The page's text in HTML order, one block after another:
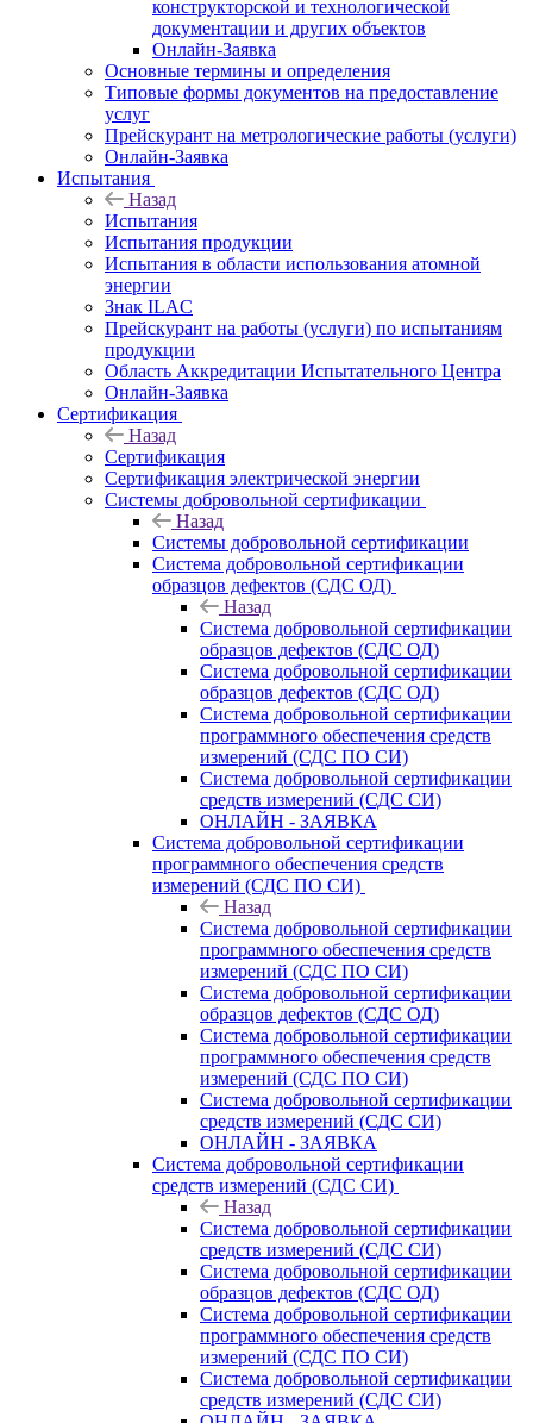
конструкторской и технологической
документации и других объектов
Онлайн-Заявка
Основные термины и определения
Типовые формы документов на предоставление
услуг
Прейскурант на метрологические работы (услуги)
Онлайн-Заявка
Испытания
Назад
Испытания
Испытания продукции
Испытания в области использования атомной
энергии
Знак ILAC
Прейскурант на работы (услуги) по испытаниям
продукции
Область Аккредитации Испытательного Центра
Онлайн-Заявка
Сертификация
Назад
Сертификация
Сертификация электрической энергии
Системы добровольной сертификации
Назад
Системы добровольной сертификации
Система добровольной сертификации
образцов дефектов (СДС ОД)
Назад
Система добровольной сертификации
образцов дефектов (СДС ОД)
Система добровольной сертификации
образцов дефектов (СДС ОД)
Система добровольной сертификации
программного обеспечения средств
измерений (СДС ПО СИ)
Система добровольной сертификации
средств измерений (СДС СИ)
ОНЛАЙН - ЗАЯВКА
Система добровольной сертификации
программного обеспечения средств
измерений (СДС ПО СИ)
Назад
Система добровольной сертификации
программного обеспечения средств
измерений (СДС ПО СИ)
Система добровольной сертификации
образцов дефектов (СДС ОД)
Система добровольной сертификации
программного обеспечения средств
измерений (СДС ПО СИ)
Система добровольной сертификации
средств измерений (СДС СИ)
ОНЛАЙН - ЗАЯВКА
Система добровольной сертификации
средств измерений (СДС СИ)
Назад
Система добровольной сертификации
средств измерений (СДС СИ)
Система добровольной сертификации
образцов дефектов (СДС ОД)
Система добровольной сертификации
программного обеспечения средств
измерений (СДС ПО СИ)
Система добровольной сертификации
средств измерений (СДС СИ)